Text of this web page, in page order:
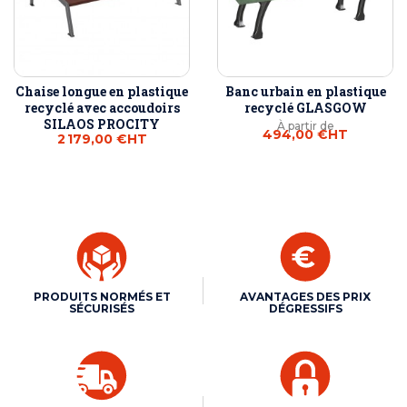
Chaise longue en plastique
recyclé avec accoudoirs
SILAOS PROCITY
2 179,00 €HT
Banc urbain en plastique
recyclé GLASGOW
À partir de
494,00 €HT
PRODUITS NORMÉS ET
SÉCURISÉS
AVANTAGES DES PRIX
DÉGRESSIFS